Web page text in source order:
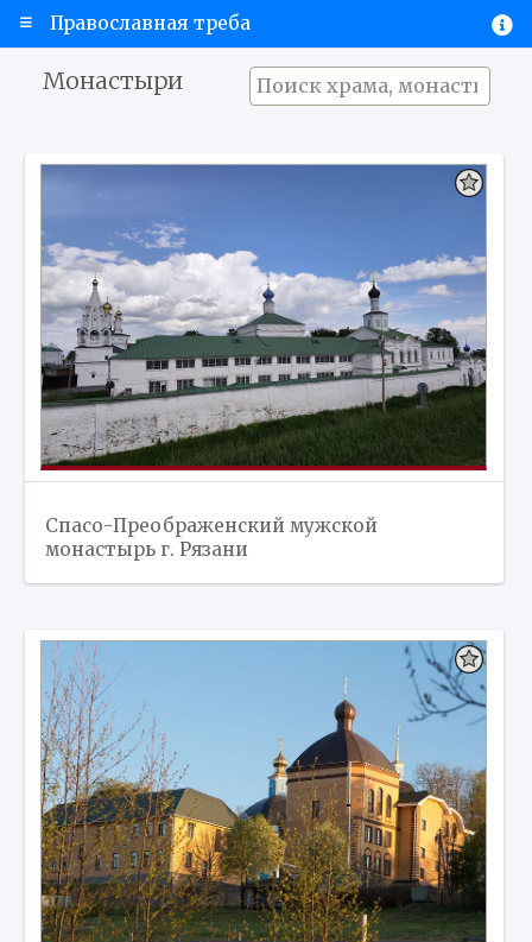
Православная треба
Монастыри
Спасо-Преображенский мужской
монастырь г. Рязани